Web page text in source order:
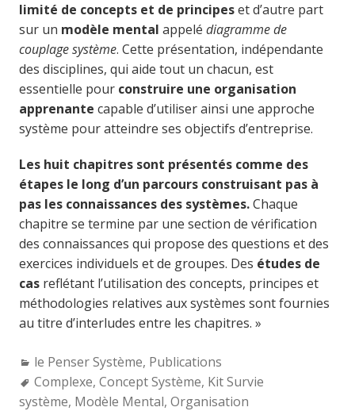
limité de concepts et de principeset d’autre part
sur un modèle mental appelé diagramme de
couplage système. Cette présentation, indépendante
des disciplines, qui aide tout un chacun, est
essentielle pourconstruire une organisation
apprenante capable d’utiliser ainsi une approche
système pour atteindre ses objectifs d’entreprise.
Les huit chapitres sont présentés comme des
étapes le long d’un parcours construisant pas à
pas les connaissances des systèmes.Chaque
chapitre se termine par une section de vérification
des connaissances qui propose des questions et des
exercices individuels et de groupes. Des études de
casreflétant l’utilisation des concepts, principes et
méthodologies relatives aux systèmes sont fournies
au titre d’interludes entre les chapitres. »
Categories:
le Penser Système, Publications
Tags:
Complexe, Concept Système, Kit Survie
système, Modèle Mental, Organisation